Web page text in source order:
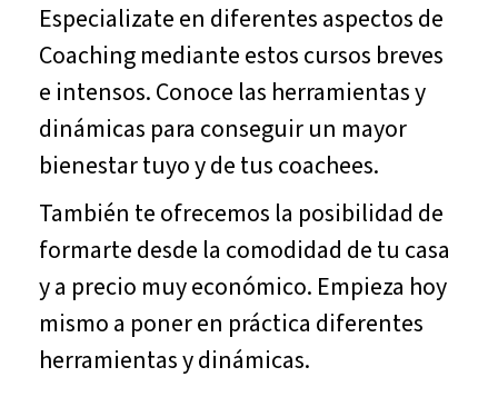
Especializate en diferentes aspectos de
Coaching mediante estos cursos breves
e intensos. Conoce las herramientas y
dinámicas para conseguir un mayor
bienestar tuyo y de tus coachees.
También te ofrecemos la posibilidad de
formarte desde la comodidad de tu casa
y a precio muy económico. Empieza hoy
mismo a poner en práctica diferentes
herramientas y dinámicas.